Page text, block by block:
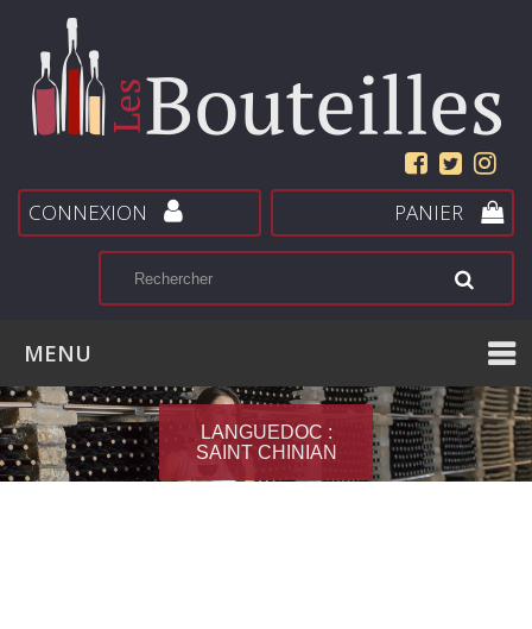
PANIER
CONNEXION
MENU
LANGUEDOC :
SAINT CHINIAN